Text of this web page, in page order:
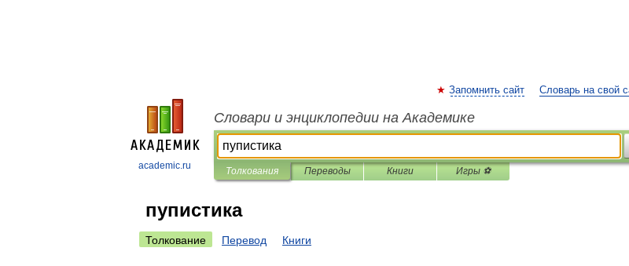
academic.ru
Запомнить сайт Словарь на свой
Словари и энциклопедии на Академике
Толкования Переводы Книги Игры ⚽
пупистика
Толкование Перевод Книги